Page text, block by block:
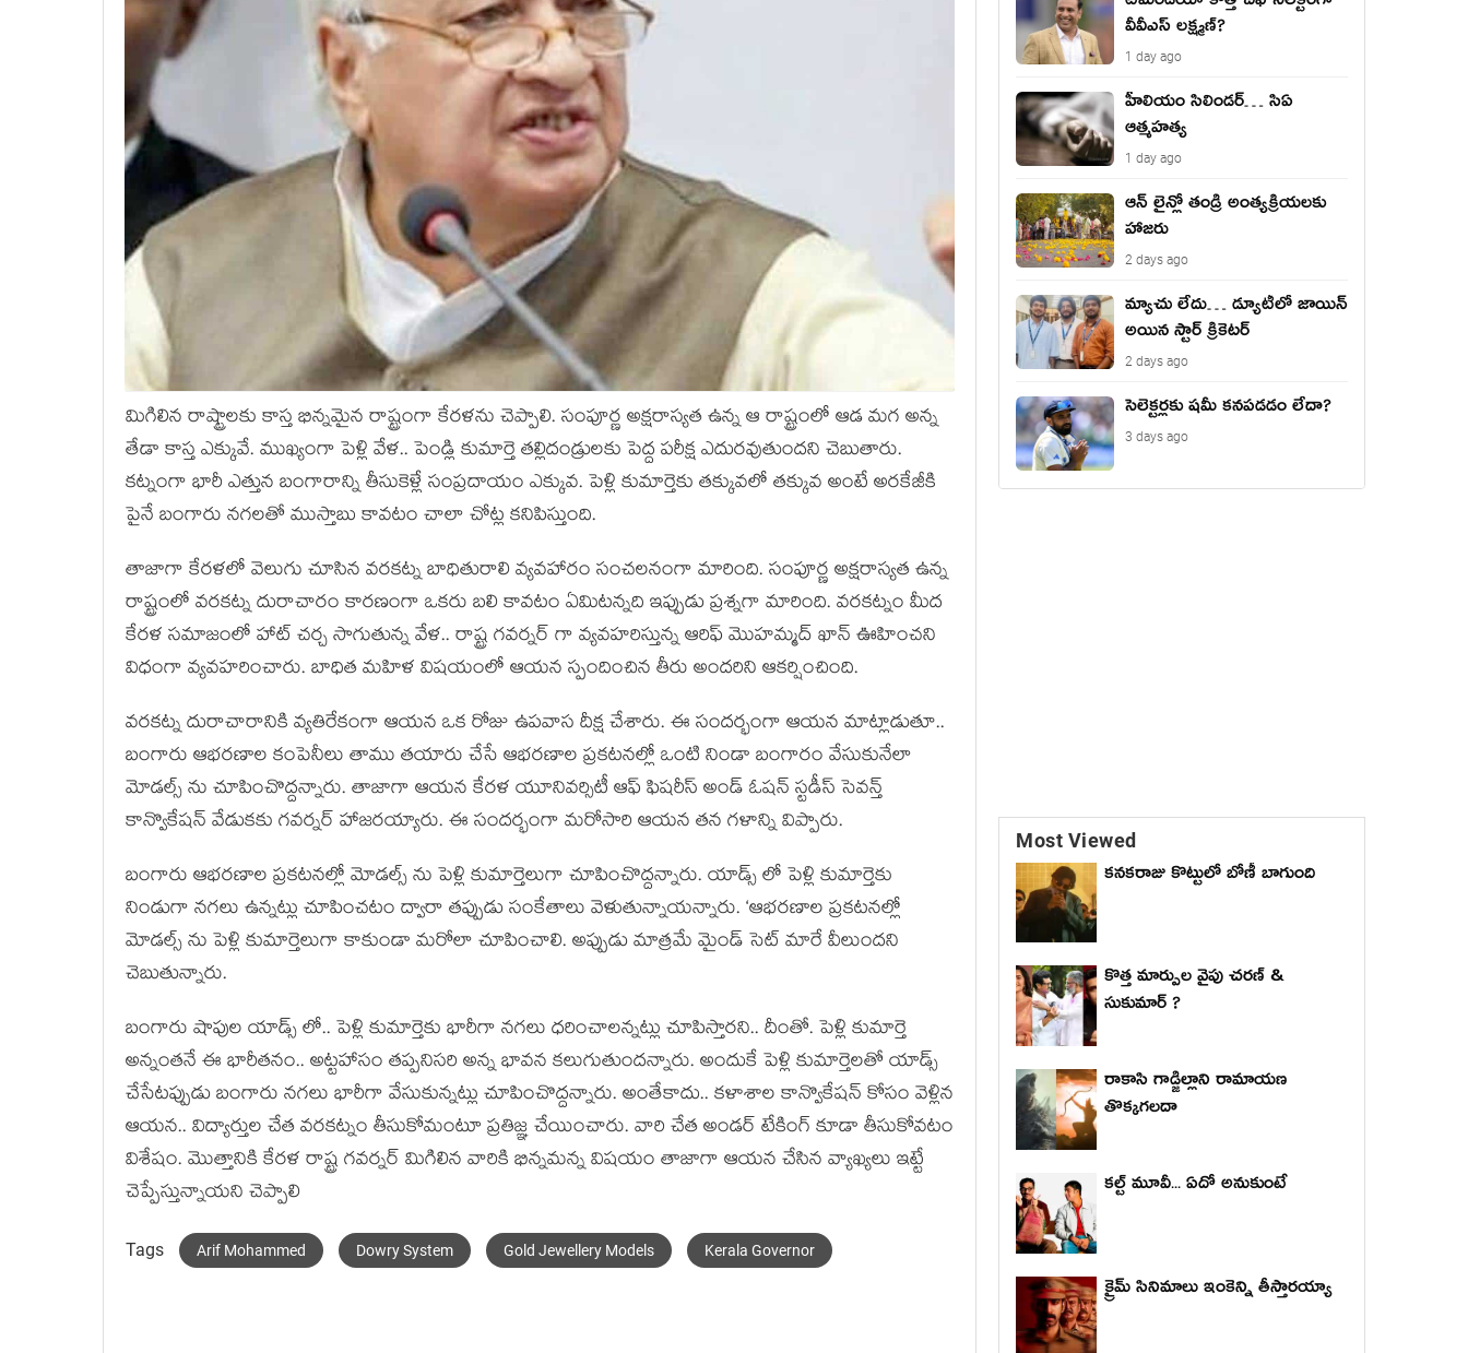
మిగిలిన రాష్ట్రాలకు కాస్త భిన్నమైన రాష్ట్రంగా కేరళను చెప్పాలి. సంపూర్ణ అక్షరాస్యత ఉన్న ఆ రాష్ట్రంలో ఆడ మగ అన్న
తేడా కాస్త ఎక్కువే. ముఖ్యంగా పెళ్లి వేళ.. పెండ్లి కుమార్తె తల్లిదండ్రులకు పెద్ద పరీక్ష ఎదురవుతుందని చెబుతారు.
కట్నంగా భారీ ఎత్తున బంగారాన్ని తీసుకెళ్లే సంప్రదాయం ఎక్కువ. పెళ్లి కుమార్తెకు తక్కువలో తక్కువ అంటే అరకేజీకి
పైనే బంగారు నగలతో ముస్తాబు కావటం చాలా చోట్ల కనిపిస్తుంది.
తాజాగా కేరళలో వెలుగు చూసిన వరకట్న బాధితురాలి వ్యవహారం సంచలనంగా మారింది. సంపూర్ణ అక్షరాస్యత ఉన్న
రాష్ట్రంలో వరకట్న దురాచారం కారణంగా ఒకరు బలి కావటం ఏమిటన్నది ఇప్పుడు ప్రశ్నగా మారింది. వరకట్నం మీద
కేరళ సమాజంలో హాట్ చర్చ సాగుతున్న వేళ.. రాష్ట్ర గవర్నర్ గా వ్యవహరిస్తున్న ఆరిఫ్ మొహమ్మద్ ఖాన్ ఊహించని
విధంగా వ్యవహరించారు. బాధిత మహిళ విషయంలో ఆయన స్పందించిన తీరు అందరిని ఆకర్షించింది.
వరకట్న దురాచారానికి వ్యతిరేకంగా ఆయన ఒక రోజు ఉపవాస దీక్ష చేశారు. ఈ సందర్భంగా ఆయన మాట్లాడుతూ..
బంగారు ఆభరణాల కంపెనీలు తాము తయారు చేసే ఆభరణాల ప్రకటనల్లో ఒంటి నిండా బంగారం వేసుకునేలా
మోడల్స్ ను చూపించొద్దన్నారు. తాజాగా ఆయన కేరళ యూనివర్సిటీ ఆఫ్ ఫిషరీస్ అండ్ ఓషన్ స్టడీస్ సెవన్త్
కాన్వొకేషన్ వేడుకకు గవర్నర్ హాజరయ్యారు. ఈ సందర్భంగా మరోసారి ఆయన తన గళాన్ని విప్పారు.
బంగారు ఆభరణాల ప్రకటనల్లో మోడల్స్ ను పెళ్లి కుమార్తెలుగా చూపించొద్దన్నారు. యాడ్స్ లో పెళ్లి కుమార్తెకు
నిండుగా నగలు ఉన్నట్లు చూపించటం ద్వారా తప్పుడు సంకేతాలు వెళుతున్నాయన్నారు. ‘ఆభరణాల ప్రకటనల్లో
మోడల్స్ ను పెళ్లి కుమార్తెలుగా కాకుండా మరోలా చూపించాలి. అప్పుడు మాత్రమే మైండ్ సెట్ మారే వీలుందని
చెబుతున్నారు.
బంగారు షాపుల యాడ్స్ లో.. పెళ్లి కుమార్తెకు భారీగా నగలు ధరించాలన్నట్లు చూపిస్తారని.. దీంతో. పెళ్లి కుమార్తె
అన్నంతనే ఈ భారీతనం.. అట్టహాసం తప్పనిసరి అన్న భావన కలుగుతుందన్నారు. అందుకే పెళ్లి కుమార్తెలతో యాడ్స్
చేసేటప్పుడు బంగారు నగలు భారీగా వేసుకున్నట్లు చూపించొద్దన్నారు. అంతేకాదు.. కళాశాల కాన్వొకేషన్ కోసం వెళ్లిన
ఆయన.. విద్యార్తుల చేత వరకట్నం తీసుకోమంటూ ప్రతిజ్ఞ చేయించారు. వారి చేత అండర్ టేకింగ్ కూడా తీసుకోవటం
విశేషం. మొత్తానికి కేరళ రాష్ట్ర గవర్నర్ మిగిలిన వారికి భిన్నమన్న విషయం తాజాగా ఆయన చేసిన వ్యాఖ్యలు ఇట్టే
చెప్పేస్తున్నాయని చెప్పాలి
Tags Arif Mohammed Dowry System Gold Jewellery Models Kerala Governor
వీవీఎస్ లక్ష్మణ్?
1 day ago
హీలియం సిలిండర్… సిఏ
ఆత్మహత్య
1 day ago
ఆన్ లైన్లో తండ్రి అంత్యక్రియలకు
హాజరు
2 days ago
మ్యాచు లేదు… డ్యూటీలో జాయిన్
అయిన స్టార్ క్రికెటర్
2 days ago
సెలెక్టర్లకు షమీ కనపడడం లేదా?
3 days ago
Most Viewed
కనకరాజు కొట్టులో బోణీ బాగుంది
కొత్త మార్పుల వైపు చరణ్ &
సుకుమార్ ?
రాకాసి గాడ్జిల్లాని రామాయణ
తొక్కగలదా
కల్ట్ మూవీ... ఏదో అనుకుంటే
క్రైమ్ సినిమాలు ఇంకెన్ని తీస్తారయ్యా